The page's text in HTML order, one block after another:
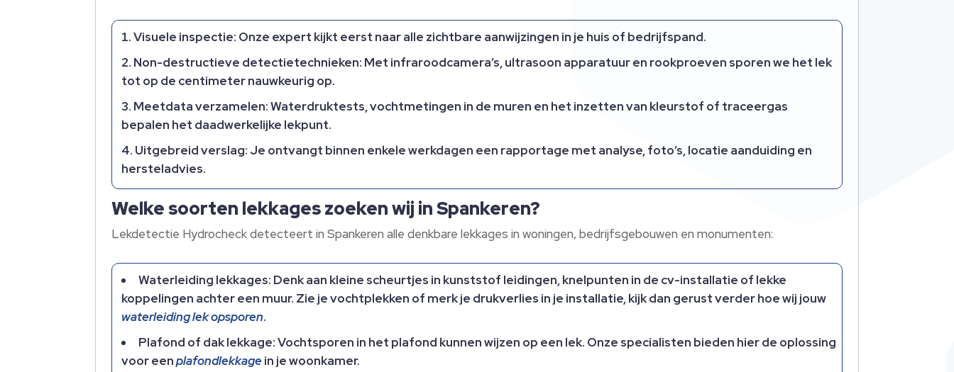
Visuele inspectie: Onze expert kijkt eerst naar alle zichtbare aanwijzingen in je huis of bedrijfspand.
Non-destructieve detectietechnieken: Met infraroodcamera’s, ultrasoon apparatuur en rookproeven sporen we het lek
tot op de centimeter nauwkeurig op.
Meetdata verzamelen: Waterdruktests, vochtmetingen in de muren en het inzetten van kleurstof of traceergas
bepalen het daadwerkelijke lekpunt.
Uitgebreid verslag: Je ontvangt binnen enkele werkdagen een rapportage met analyse, foto’s, locatie aanduiding en
hersteladvies.
Welke soorten lekkages zoeken wij in Spankeren?
Lekdetectie Hydrocheck detecteert in Spankeren alle denkbare lekkages in woningen, bedrijfsgebouwen en monumenten:
Waterleiding lekkages: Denk aan kleine scheurtjes in kunststof leidingen, knelpunten in de cv-installatie of lekke
koppelingen achter een muur. Zie je vochtplekken of merk je drukverlies in je installatie, kijk dan gerust verder hoe wij jouw
waterleiding lek opsporen.
Plafond of dak lekkage: Vochtsporen in het plafond kunnen wijzen op een lek. Onze specialisten bieden hier de oplossing
voor eenplafondlekkage in je woonkamer.